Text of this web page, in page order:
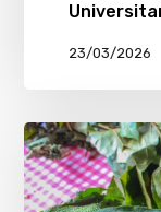
23/03/2026